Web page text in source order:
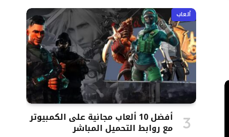
ألعاب
أفضل 10 ألعاب مجانية على الكمبيوتر
مع روابط التحميل المباشر